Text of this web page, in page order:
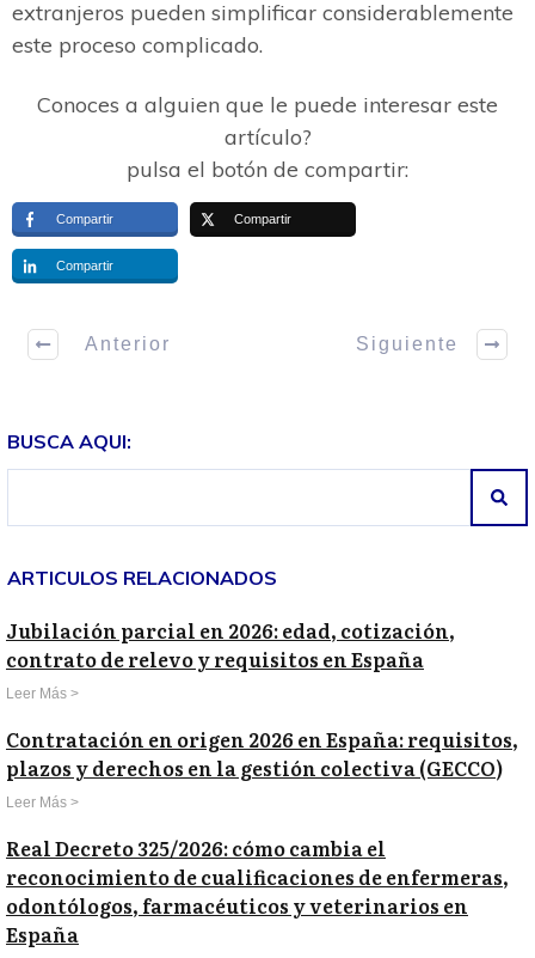
extranjeros pueden simplificar considerablemente
este proceso complicado.
Conoces a alguien que le puede interesar este
artículo?
pulsa el botón de compartir:
Compartir Compartir
Compartir
Anterior Siguiente
BUSCA AQUI:
ARTICULOS RELACIONADOS
Jubilación parcial en 2026: edad, cotización,
contrato de relevo y requisitos en España
Leer Más >
Contratación en origen 2026 en España: requisitos,
plazos y derechos en la gestión colectiva (GECCO)
Leer Más >
Real Decreto 325/2026: cómo cambia el
reconocimiento de cualificaciones de enfermeras,
odontólogos, farmacéuticos y veterinarios en
España